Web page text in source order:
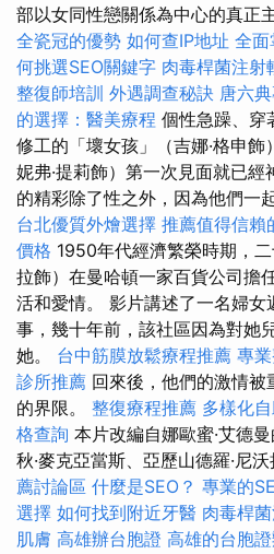
部以女同性戀關係為中心的真正
全瓷冠的優勢 如何查IP地址 全面
何挑選SEO關鍵字 肉毒桿菌注射
整復師培訓 外遇調查秘訣 唐六
的選擇：醫美療程 個性急躁、穿
修工的「壞女孩」（吉娜·格申
妮弗·提莉飾）第一次見面就已
的精彩除了性之外，因為他們一
台北優質外燴選擇 推薦值得信賴
價格 1950年代經濟繁榮時期，
拉飾）在曼哈頓一家百貨公司擔
活和愛情。 影片講述了一名婦女
事，幾十年前，該社區因為對她
她。 台中筋膜放鬆療程推薦 專
診所推薦 回來後，他們的激情
的界限。 整復療程推薦 多樣化
格查詢 本片改編自娜歐蜜·艾德
秋·麥克亞當斯、亞歷山德羅·尼沃
薦討論區 什麼是SEO？ 專業的
選擇 如何找到附近牙醫 肉毒桿
肌膚 高雄辦台胞證 高雄的台胞